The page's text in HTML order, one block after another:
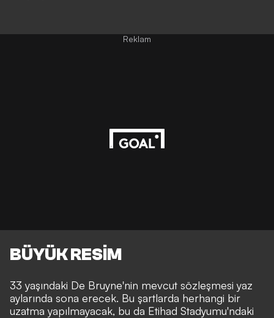
Reklam
BÜYÜK RESİM
33 yaşındaki De Bruyne'nin mevcut sözleşmesi yaz
aylarında sona erecek. Bu şartlarda herhangi bir
uzatma yapılmayacak, bu da Etihad Stadyumu'ndaki